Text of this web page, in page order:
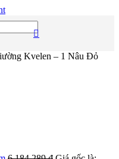
Kvelen – 1 Nâu Đỏ